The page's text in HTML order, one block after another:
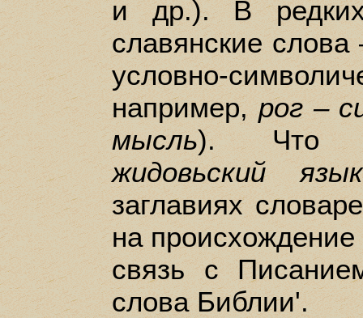
и др.). В редких
славянские
условно-
например,рог –
мысль). Что
жидовьский
заглавиях
на
связь с
слова Библии'.